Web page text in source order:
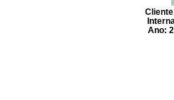
Ano: